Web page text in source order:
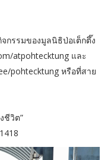
กรรมของมูลนิธิป่อเต็กตึ๊ง
atpohtecktung และ
pohtecktung หรือที่สาย
ชีวิต”